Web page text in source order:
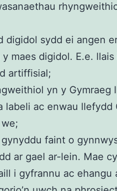
digidol sydd ei angen
y maes digidol. E.e.
artiffisial;
yn y Gymraeg
labeli ac enwau llefydd
faint o
ar gael ar-lein. Mae
i gyfrannu ac ehangu